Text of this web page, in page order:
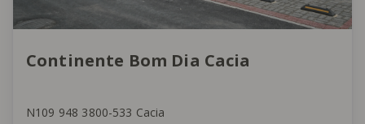
Continente Bom Dia Cacia
N109 948 3800-533 Cacia